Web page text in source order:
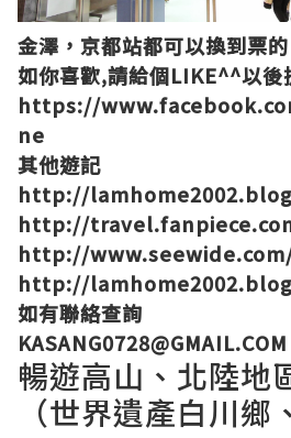
金澤，京都站都可以換到票的
如你喜歡,請給個LIKE^^以後
https://
ne
其他遊記
http://
http://
http://
http://
如有聯絡查詢
KASANG0728@GMAIL.COM
暢遊高山、北陸地
（世界遺產白川鄉